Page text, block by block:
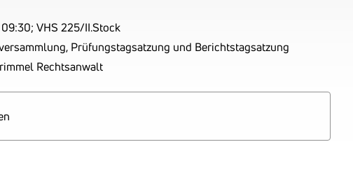
VHS 225/II.Stock
Prüfungstagsatzung und Berichtstagsatzung
Rechtsanwalt